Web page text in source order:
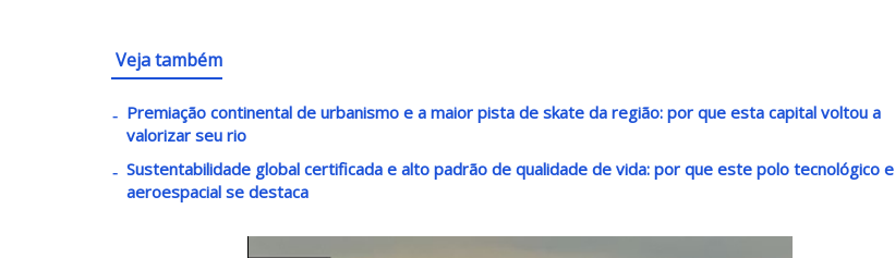
Veja também
Premiação continental de urbanismo e a maior pista de skate da região: por que esta capital voltou a
valorizar seu rio
Sustentabilidade global certificada e alto padrão de qualidade de vida: por que este polo tecnológico e
aeroespacial se destaca